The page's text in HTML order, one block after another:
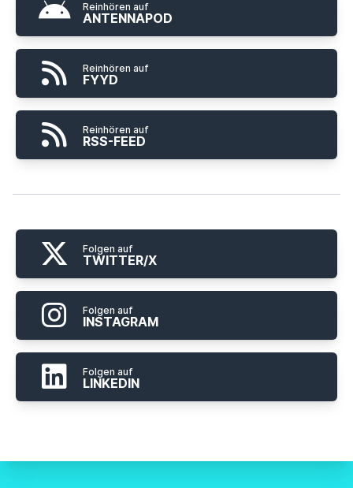
Reinhören auf
ANTENNAPOD
Reinhören auf
FYYD
Reinhören auf
RSS-FEED
Folgen auf
TWITTER/X
Folgen auf
INSTAGRAM
Folgen auf
LINKEDIN